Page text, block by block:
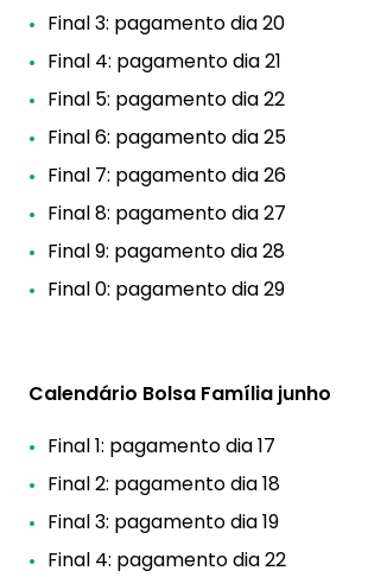
Final 3: pagamento dia 20
Final 4: pagamento dia 21
Final 5: pagamento dia 22
Final 6: pagamento dia 25
Final 7: pagamento dia 26
Final 8: pagamento dia 27
Final 9: pagamento dia 28
Final 0: pagamento dia 29
Calendário Bolsa Família junho
Final 1: pagamento dia 17
Final 2: pagamento dia 18
Final 3: pagamento dia 19
Final 4: pagamento dia 22